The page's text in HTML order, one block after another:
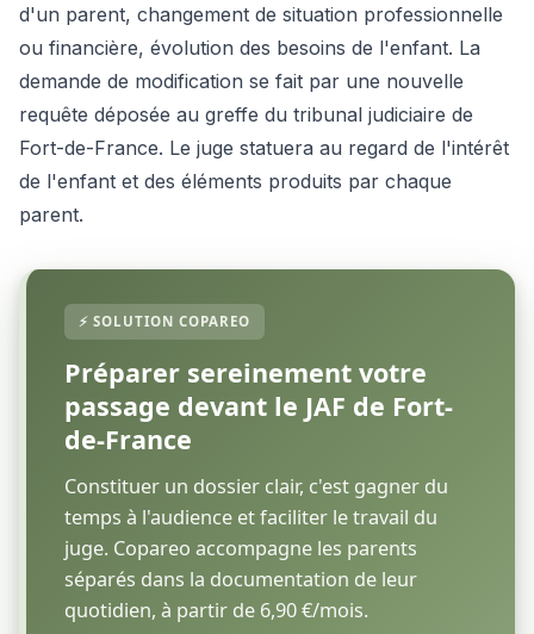
d'un parent, changement de situation professionnelle
ou financière, évolution des besoins de l'enfant. La
demande de modification se fait par une nouvelle
requête déposée au greffe du tribunal judiciaire de
Fort-de-France. Le juge statuera au regard de l'intérêt
de l'enfant et des éléments produits par chaque
parent.
Préparer sereinement votre
passage devant le JAF de Fort-
de-France
Constituer un dossier clair, c'est gagner du
temps à l'audience et faciliter le travail du
juge. Copareo accompagne les parents
séparés dans la documentation de leur
quotidien, à partir de 6,90 €/mois.